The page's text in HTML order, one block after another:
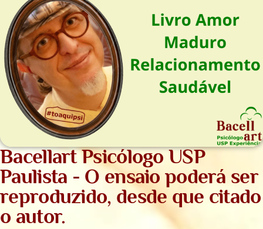
Bacellart Psicólogo USP
Paulista - O ensaio poderá ser
reproduzido, desde que citado
o autor.